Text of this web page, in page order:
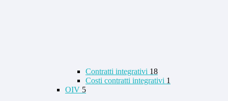
Contratti integrativi 18
Costi contratti integrativi 1
OIV 5